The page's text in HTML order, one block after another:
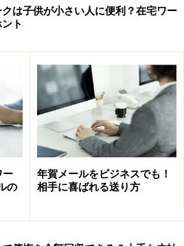
は子供が小さい人に便利？在宅ワー
ト
ー
の
年賀メールをビジネスでも！
相手に喜ばれる送り方